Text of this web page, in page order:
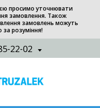
просимо уточнювати
замовлення. Також
замовлень можуть
розуміння!
22-02